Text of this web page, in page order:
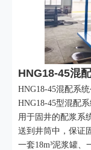
HNG18-45混
HNG18-45混配系
HNG18-45型混配
用于固井的配浆系
送到井筒中，保证
一套18m³泥浆罐